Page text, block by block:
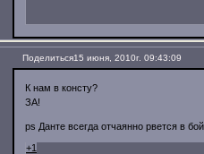
Поделиться15 июня, 2010г. 09:43:09
К нам в консту?
ЗА!
ps Данте всегда отчаянно рвется в
+1